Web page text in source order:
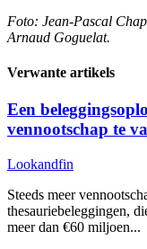
Foto: Jean-Pascal
Arnaud Goguelat.
Verwante artikels
Een
vennootschap te
Lookandfin
Steeds meer
thesauriebeleggingen,
meer dan €60 miljoen...